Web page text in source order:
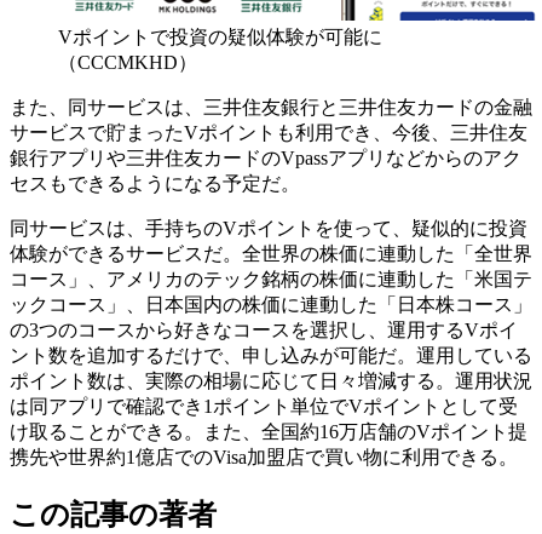
Vポイントで投資の疑似体験が可能に
（CCCMKHD）
また、同サービスは、三井住友銀行と三井住友カードの金融
サービスで貯まったVポイントも利用でき、今後、三井住友
銀行アプリや三井住友カードのVpassアプリなどからのアク
セスもできるようになる予定だ。
同サービスは、手持ちのVポイントを使って、疑似的に投資
体験ができるサービスだ。全世界の株価に連動した「全世界
コース」、アメリカのテック銘柄の株価に連動した「米国テ
ックコース」、日本国内の株価に連動した「日本株コース」
の3つのコースから好きなコースを選択し、運用するVポイ
ント数を追加するだけで、申し込みが可能だ。運用している
ポイント数は、実際の相場に応じて日々増減する。運用状況
は同アプリで確認でき1ポイント単位でVポイントとして受
け取ることができる。また、全国約16万店舗のVポイント提
携先や世界約1億店でのVisa加盟店で買い物に利用できる。
この記事の著者